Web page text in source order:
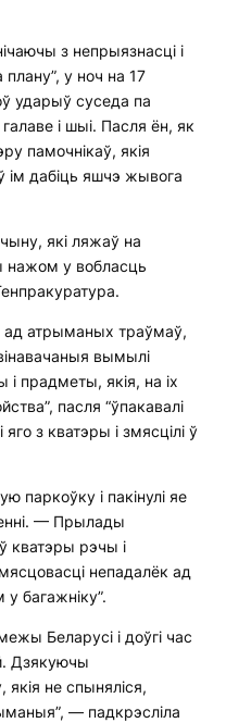
з непрыязнасці і
у ноч на 17
ударыў суседа па
і шыі. Пасля ён, як
памочнікаў, якія
ім дабіць яшчэ жывога
які ляжаў на
нажом у вобласць
ад атрыманых траўмаў,
вымылі
і прадметы, якія, на іх
пасля “ўпакавалі
з кватэры і змясцілі ў
паркоўку і пакінулі яе
— Прылады
кватэры рэчы і
непадалёк ад
багажніку”.
Беларусі і доўгі час
Дзякуючы
не спыняліся,
— падкрэсліла